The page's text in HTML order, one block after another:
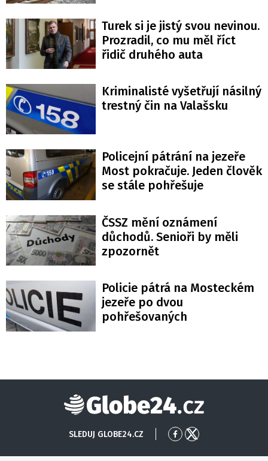
Turek si je jistý svou nevinou.
Prozradil, co mu měl říct
řidič druhého auta
Kriminalisté vyšetřují násilný
trestný čin na Valašsku
Policejní pátrání na jezeře
Most pokračuje. Jeden člověk
se stále pohřešuje
ČSSZ mění oznámení
důchodů. Senioři by měli
zpozornět
Policie pátrá na Mosteckém
jezeře po dvou
pohřešovaných
Globe24
SLEDUJ GLOBE24.CZ
PřejítPřejít